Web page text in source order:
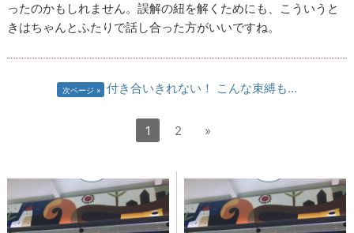
ったのかもしれません。誤解の紐を解くためにも、こういうと
きはちゃんとふたりで話し合った方がいいですね。
次ページ 付き合いきれない！ こんな束縛も…
1 2 »